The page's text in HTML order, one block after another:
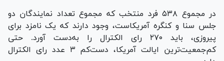
در مجموع ۵۳۸ فرد منتخب که مجموع تعداد نمایندگان دو
جلس سنا و کنگره آمریکاست، وجود دارند که یک نامزد برای
پیروزی، باید ۲۷۰ رای الکترال را به‌دست آورد. حتی
کم‌جمعیت‌ترین ایالت آمریکا، دست‌کم ۳ عدد رای الکترال